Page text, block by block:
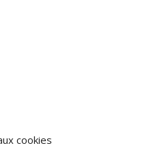
cookies